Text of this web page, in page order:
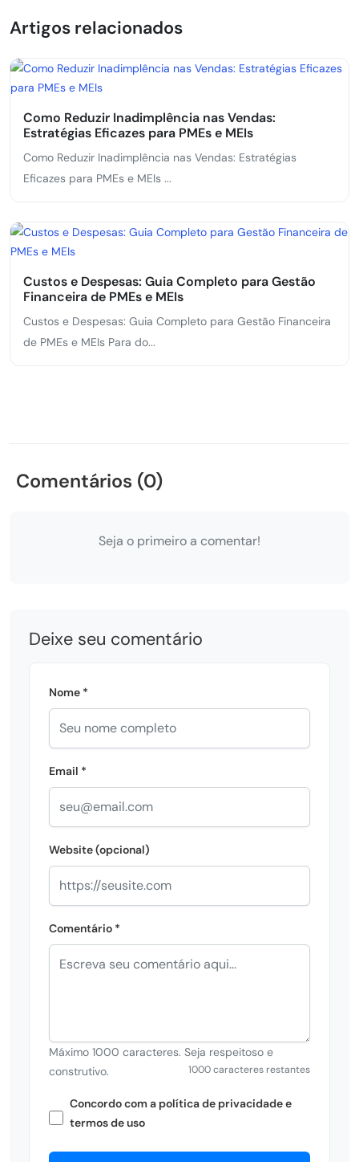
Artigos relacionados
Como Reduzir Inadimplência nas Vendas:
Estratégias Eficazes para PMEs e MEIs
Como Reduzir Inadimplência nas Vendas: Estratégias
Eficazes para PMEs e MEIs ...
Custos e Despesas: Guia Completo para Gestão
Financeira de PMEs e MEIs
Custos e Despesas: Guia Completo para Gestão Financeira
de PMEs e MEIs Para do...
Comentários (0)
Seja o primeiro a comentar!
Deixe seu comentário
Nome *
Email *
Website (opcional)
Comentário *
Máximo 1000 caracteres. Seja respeitoso e
construtivo.
1000 caracteres restantes
Concordo com a política de privacidade e
termos de uso